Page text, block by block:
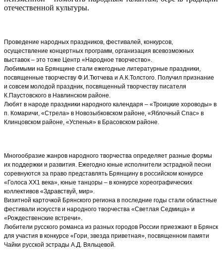
отечественной культуры.
Проведение народных праздников, фестивалей, конкурсов,
осуществление концертных программ, организация всевозможных
выставок – это тоже Центр «Народное творчество».
Любимыми на Брянщине стали ежегодные литературные праздники,
посвященные творчеству Ф.И.Тютчева и А.К.Толстого. Получил признание
и совсем молодой праздник, посвященный творчеству писателя
К.Паустовского в Навлинском районе.
Любят в народе праздники народного календаря – «Троицкие хороводы» в
п. Комаричи, «Стрела» в Новозыбковском районе, «Яблочный Спас» в
Клинцовском районе, «Успенья» в Брасовском районе.
Многообразие жанров народного творчества определяет разные формы
их поддержки и развития. Ежегодно юные исполнители эстрадной песни
соревнуются за право представлять Брянщину в российском конкурсе
«Голоса ХХ1 века», юные танцоры – в конкурсе хореографических
коллективов «Здравствуй, мир».
Визитной карточкой Брянского региона в последние годы стали областные
фестивали искусств и народного творчества «Светлая Седмица» и
«Рождественские встречи».
Любители русского романса из разных городов России приезжают в Брянск
для участия в конкурсе «Гори, звезда приветная», посвященном памяти
Чайки русской эстрады А.Д. Вяльцевой.